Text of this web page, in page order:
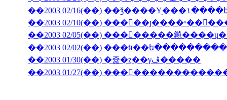
��2003 02/10(��)
��2003 02/05(��) ��������䥵
��2003 02/02(��)
��2003 01/30(��) �쥹�ȥ��γڤ�����
��2003 01/27(��)